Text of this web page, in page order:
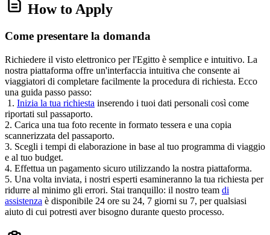
How to Apply
Come presentare la domanda
Richiedere il visto elettronico per l'Egitto è semplice e intuitivo. La
nostra piattaforma offre un'interfaccia intuitiva che consente ai
viaggiatori di completare facilmente la procedura di richiesta. Ecco
una guida passo passo:
1. Inizia la tua richiesta inserendo i tuoi dati personali così come
riportati sul passaporto.
2. Carica una tua foto recente in formato tessera e una copia
scannerizzata del passaporto.
3. Scegli i tempi di elaborazione in base al tuo programma di viaggio
e al tuo budget.
4. Effettua un pagamento sicuro utilizzando la nostra piattaforma.
5. Una volta inviata, i nostri esperti esamineranno la tua richiesta per
ridurre al minimo gli errori. Stai tranquillo: il nostro team di
assistenza è disponibile 24 ore su 24, 7 giorni su 7, per qualsiasi
aiuto di cui potresti aver bisogno durante questo processo.